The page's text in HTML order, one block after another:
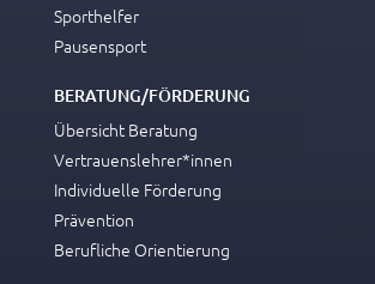
Sporthelfer
Pausensport
BERATUNG/FÖRDERUNG
Übersicht Beratung
Vertrauenslehrer*innen
Individuelle Förderung
Prävention
Berufliche Orientierung